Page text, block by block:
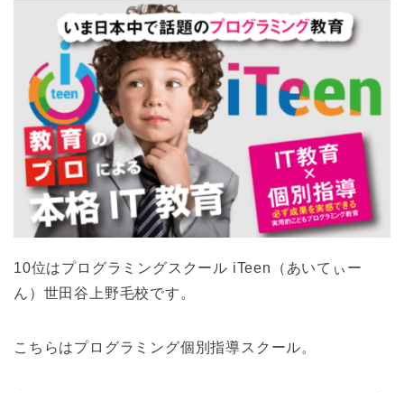
10位はプログラミングスクール iTeen（あいてぃー
ん）世田谷上野毛校です。
こちらはプログラミング個別指導スクール。